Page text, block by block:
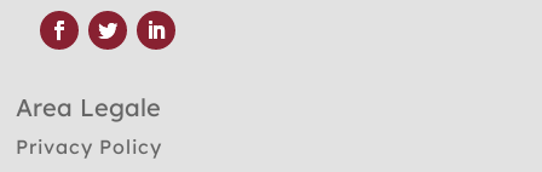
Area Legale
Privacy Policy